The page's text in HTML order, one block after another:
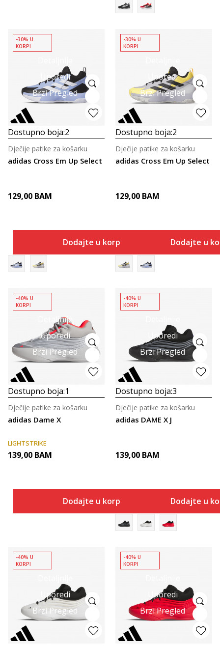
Uporedi
Brzi Pregled
-30% U
KORPI
Dostupno boja:2
adidas Cross Em Up Select
Dječije patike za košarku
129,00 BAM
Dodajte u korpu
Uporedi
Brzi Pregled
-30% U
KORPI
Dostupno boja:2
adidas Cross Em Up Select
Dječije patike za košarku
129,00 BAM
Dodajte u
Detaljnije
Uporedi
Brzi Pregled
-40% U
KORPI
Dostupno boja:1
adidas Dame X
Dječije patike za košarku
LIGHTSTRIKE
139,00 BAM
Dodajte u korpu
Uporedi
Brzi Pregled
-40% U
KORPI
Dostupno boja:3
adidas DAME X J
Dječije patike za košarku
139,00 BAM
Dodajte u
Uporedi
Brzi Pregled
-40% U
KORPI
Uporedi
Brzi Pregled
-40% U
KORPI